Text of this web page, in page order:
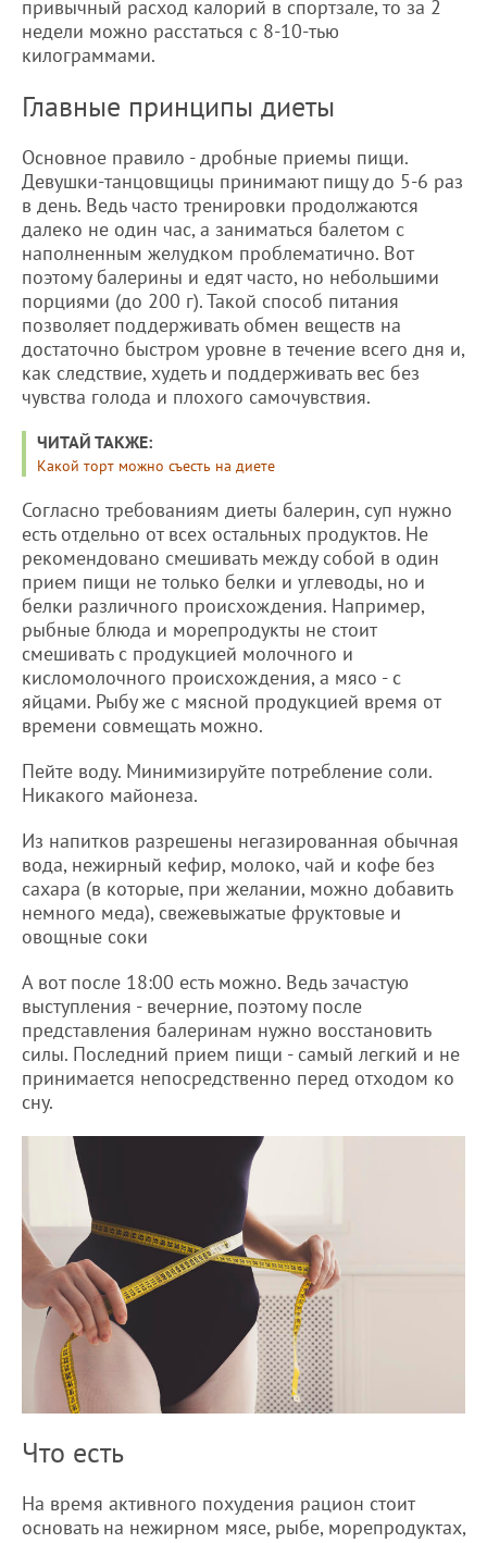
привычный расход калорий в спортзале, то за 2
недели можно расстаться с 8-10-тью
килограммами.
Главные принципы диеты
Основное правило - дробные приемы пищи.
Девушки-танцовщицы принимают пищу до 5-6 раз
в день. Ведь часто тренировки продолжаются
далеко не один час, а заниматься балетом с
наполненным желудком проблематично. Вот
поэтому балерины и едят часто, но небольшими
порциями (до 200 г). Такой способ питания
позволяет поддерживать обмен веществ на
достаточно быстром уровне в течение всего дня и,
как следствие, худеть и поддерживать вес без
чувства голода и плохого самочувствия.
ЧИТАЙ ТАКЖЕ:
Какой торт можно съесть на диете
Согласно требованиям диеты балерин, суп нужно
есть отдельно от всех остальных продуктов. Не
рекомендовано смешивать между собой в один
прием пищи не только белки и углеводы, но и
белки различного происхождения. Например,
рыбные блюда и морепродукты не стоит
смешивать с продукцией молочного и
кисломолочного происхождения, а мясо - с
яйцами. Рыбу же с мясной продукцией время от
времени совмещать можно.
Пейте воду. Минимизируйте потребление соли.
Никакого майонеза.
Из напитков разрешены негазированная обычная
вода, нежирный кефир, молоко, чай и кофе без
сахара (в которые, при желании, можно добавить
немного меда), свежевыжатые фруктовые и
овощные соки
А вот после 18:00 есть можно. Ведь зачастую
выступления - вечерние, поэтому после
представления балеринам нужно восстановить
силы. Последний прием пищи - самый легкий и не
принимается непосредственно перед отходом ко
сну.
Что есть
На время активного похудения рацион стоит
основать на нежирном мясе, рыбе, морепродуктах,